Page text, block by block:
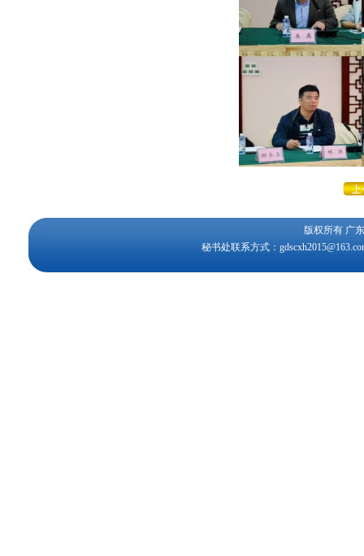
版权所有
秘书处联系方式：